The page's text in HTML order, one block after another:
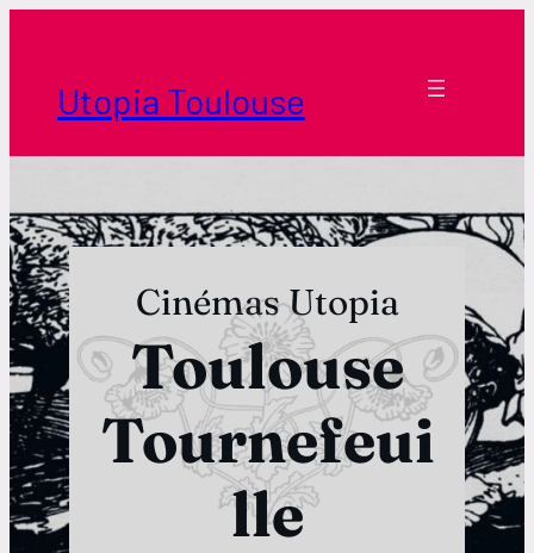
contenuUtopia Toulouse
Horaires Borderouge
Horaires Tournefeuille
Cinémas Utopia
Toulouse
Tournefeui
lle